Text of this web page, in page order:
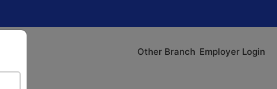
Other Branch Employer Login